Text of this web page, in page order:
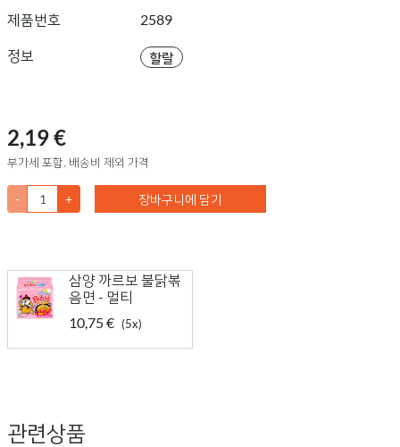
제품번호 2589
정보 할랄
2,19 €
부가세 포함, 배송비 제외 가격
- + 장바구니에 담기
삼양 까르보 불닭볶
음면 - 멀티
10,75 € (5x)
관련상품